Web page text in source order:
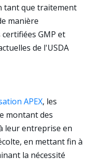
tant que traitement
manière
GMP et
de l'USDA
APEX, les
montant des
leur entreprise en
en mettant fin à
la nécessité